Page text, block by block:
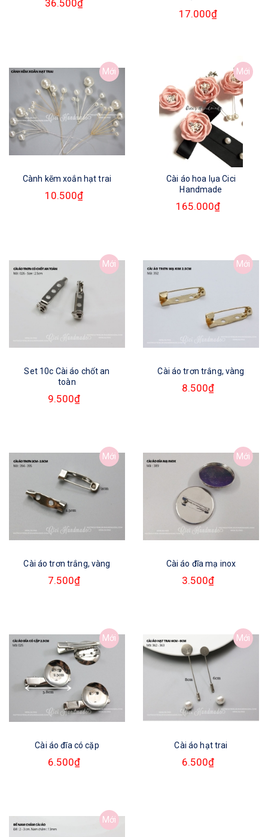
36.500₫
17.000₫
Mới
Cành kẽm xoắn hạt trai
10.500₫
Mới
Cài áo hoa lụa Cici
Handmade
165.000₫
Mới
Set 10c Cài áo chốt an
toàn
9.500₫
Mới
Cài áo trơn trắng, vàng
8.500₫
Mới
Cài áo trơn trắng, vàng
7.500₫
Mới
Cài áo đĩa mạ inox
3.500₫
Mới
Cài áo đĩa có cặp
6.500₫
Mới
Cài áo hạt trai
6.500₫
Mới